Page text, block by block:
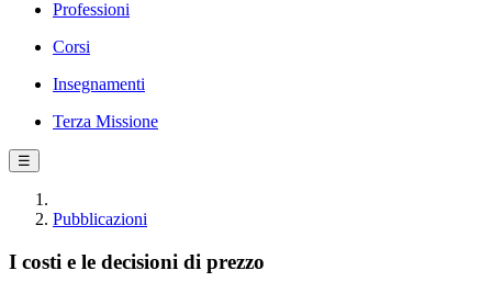
Professioni
Corsi
Insegnamenti
Terza Missione
☰
Pubblicazioni
I costi e le decisioni di prezzo